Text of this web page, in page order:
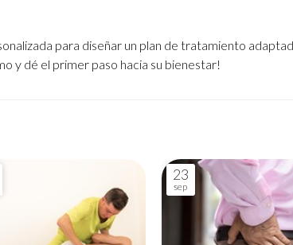
para diseñar un plan de tratamiento
y dé el primer paso hacia su bienestar!
23
sep